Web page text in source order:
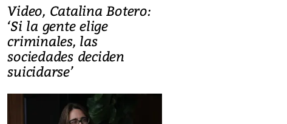
Video, Catalina Botero:
‘Si la gente elige
criminales, las
sociedades deciden
suicidarse’